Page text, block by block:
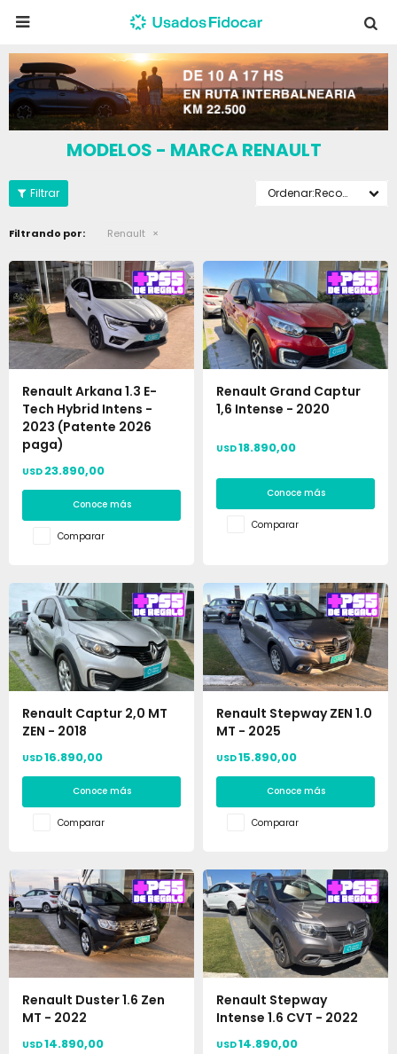

MODELOS - MARCA RENAULT
Recomendados
Filtrando por: Renault
Renault Arkana 1.3 E-
Tech Hybrid Intens -
2023 (Patente 2026
paga)
USD 23.890,00
Conoce más
Comparar
Renault Grand Captur
1,6 Intense - 2020
USD18.890,00
Conoce más
Comparar
Renault Captur 2,0 MT
ZEN - 2018
USD16.890,00
Conoce más
Comparar
Renault Stepway ZEN 1.0
MT - 2025
USD15.890,00
Conoce más
Comparar
Renault Duster 1.6 Zen
MT - 2022
USD14.890,00
Renault Stepway
Intense 1.6 CVT - 2022
USD14.890,00